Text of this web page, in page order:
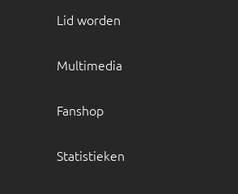
Lid worden
Multimedia
Fanshop
Statistieken